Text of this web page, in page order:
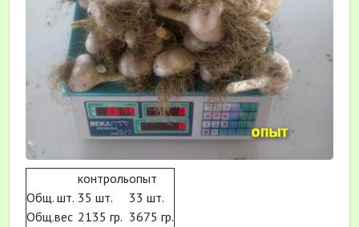
контрольопыт
Общ. шт. 35 шт.
33 шт.
Общ.вес 2135 гр. 3675 гр.